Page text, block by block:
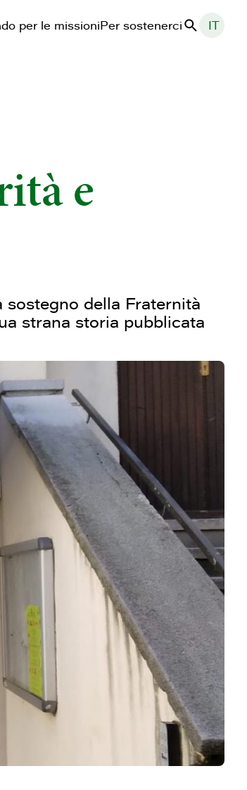
per le missioniPer sostenerci Cerca
IT
e
sostegno della Fraternità
strana storia pubblicata